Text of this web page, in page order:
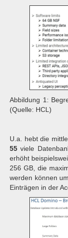
Abbildung 1:
(Quelle: HCL)
U.a. hebt die
55 viele
erhöht
256 GB, die
werden können
Einträgen in der